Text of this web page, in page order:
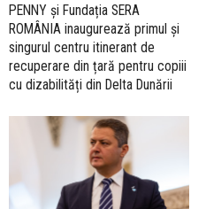
PENNY și Fundația SERA
ROMÂNIA inaugurează primul și
singurul centru itinerant de
recuperare din țară pentru copiii
cu dizabilități din Delta Dunării